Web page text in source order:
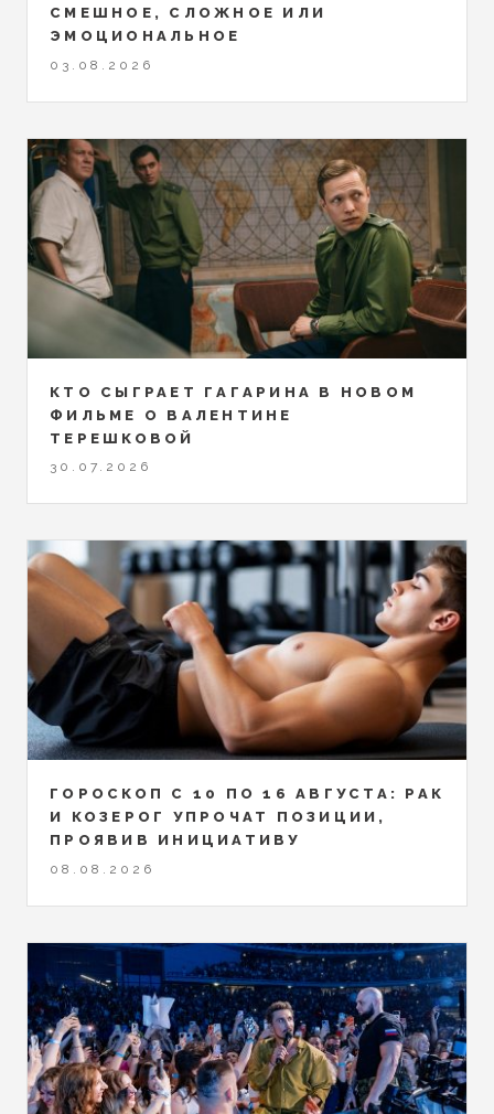
СМЕШНОЕ, СЛОЖНОЕ ИЛИ
ЭМОЦИОНАЛЬНОЕ
03.08.2026
КТО СЫГРАЕТ ГАГАРИНА В НОВОМ
ФИЛЬМЕ О ВАЛЕНТИНЕ
ТЕРЕШКОВОЙ
30.07.2026
ГОРОСКОП С 10 ПО 16 АВГУСТА: РАК
И КОЗЕРОГ УПРОЧАТ ПОЗИЦИИ,
ПРОЯВИВ ИНИЦИАТИВУ
08.08.2026